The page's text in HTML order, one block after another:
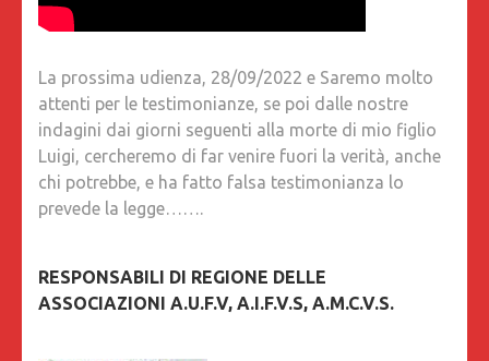
La prossima udienza, 28/09/2022 e Saremo molto
attenti per le testimonianze, se poi dalle nostre
indagini dai giorni seguenti alla morte di mio figlio
Luigi, cercheremo di far venire fuori la verità, anche
chi potrebbe, e ha fatto falsa testimonianza lo
prevede la legge…….
RESPONSABILI DI REGIONE DELLE
ASSOCIAZIONI A.U.F.V, A.I.F.V.S, A.M.C.V.S.